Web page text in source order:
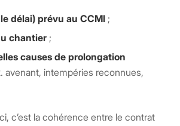
délai) prévu au CCMI;
chantier;
causes de prolongation
avenant, intempéries reconnues,
c’est la cohérence entre le contrat